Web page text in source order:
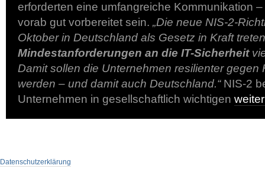
erforderten eine umfangreiche Kommunikation
vorab gut vorbereitet sein. „Die neue NIS-2-
Oktober in Deutschland als Gesetz in Kraft
Mindestanforderungen an die IT-Sicherheit
Damit sollen die Unternehmen resilienter gegen
werden – und damit auch Deutschland.“NIS-2
Unternehmen in gesellschaftlich wichtigen
Datenschutzerklärung